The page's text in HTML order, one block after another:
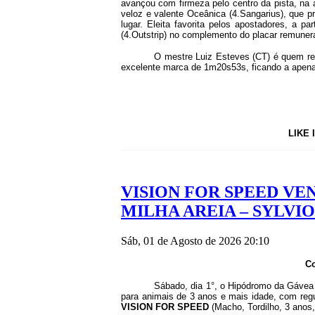
avançou com firmeza pelo centro da pista, na
veloz e valente Oceânica (4.Sangarius), que
lugar. Eleita favorita pelos apostadores, a
(4.Outstrip) no complemento do placar
O mestre Luiz Esteves (CT) é quem
excelente marca de 1m20s53s, ficando a
LIKE
VISION FOR SPEED
MILHA AREIA –
Sáb, 01 de Agosto de 2026 20:10
Sábado, dia 1°, o Hipódromo da
para animais de 3 anos e mais idade, com
VISION FOR SPEED (Macho, Tordilho, 3